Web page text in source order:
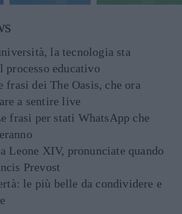
la tecnologia sta
processo educativo
frasi dei The Oasis, che ora
a sentire live
frasi per stati WhatsApp che
Leone XIV, pronunciate quando
Prevost
le più belle da condividere e